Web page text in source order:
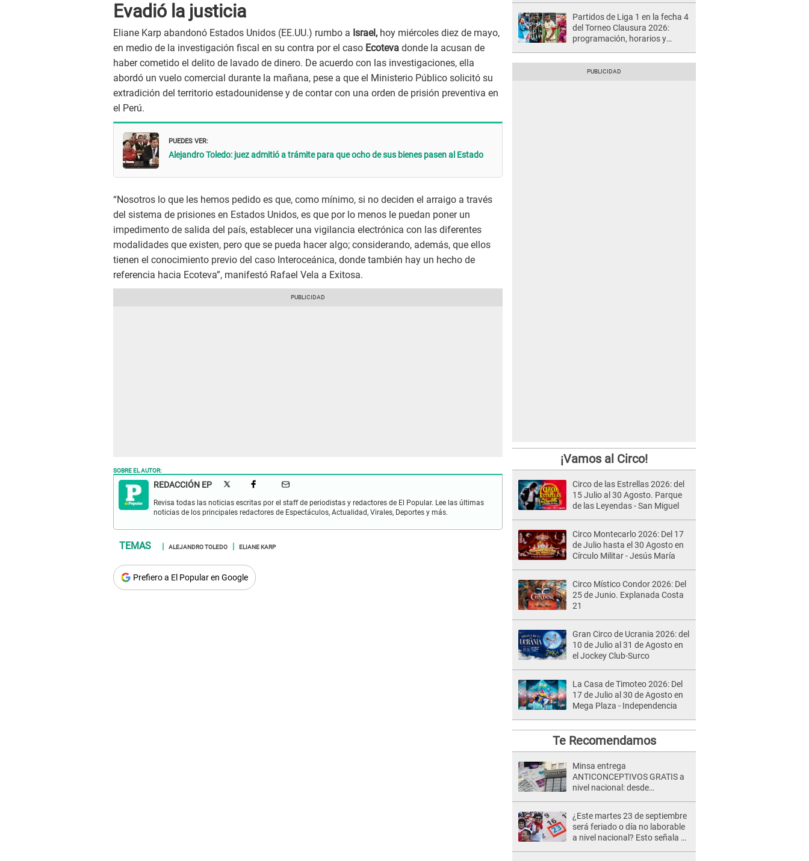
Evadió la justicia
Eliane Karp abandonó Estados Unidos (EE.UU.) rumbo a Israel, hoy miércoles diez de mayo,
en medio de la investigación fiscal en su contra por el caso Ecoteva donde la acusan de
haber cometido el delito de lavado de dinero. De acuerdo con las investigaciones, ella
abordó un vuelo comercial durante la mañana, pese a que el Ministerio Público solicitó su
extradición del territorio estadounidense y de contar con una orden de prisión preventiva en
el Perú.
PUEDES VER:
Alejandro Toledo: juez admitió a trámite para que ocho de sus bienes pasen al Estado
“Nosotros lo que les hemos pedido es que, como mínimo, si no deciden el arraigo a través
del sistema de prisiones en Estados Unidos, es que por lo menos le puedan poner un
impedimento de salida del país, establecer una vigilancia electrónica con las diferentes
modalidades que existen, pero que se pueda hacer algo; considerando, además, que ellos
tienen el conocimiento previo del caso Interoceánica, donde también hay un hecho de
referencia hacia Ecoteva”, manifestó Rafael Vela a Exitosa.
SOBRE EL AUTOR:
REDACCIÓN EP
Revisa todas las noticias escritas por el staff de periodistas y redactores de El Popular. Lee las últimas
noticias de los principales redactores de Espectáculos, Actualidad, Virales, Deportes y más.
ALEJANDRO TOLEDO ELIANE KARP
Prefiero a El Popular en Google
Partidos de Liga 1 en la fecha 4
del Torneo Clausura 2026:
programación, horarios y
¡Vamos al Circo!
Circo de las Estrellas 2026: del
15 Julio al 30 Agosto. Parque
de las Leyendas - San Miguel
Circo Montecarlo 2026: Del 17
de Julio hasta el 30 Agosto en
Círculo Militar - Jesús María
Circo Místico Condor 2026: Del
25 de Junio. Explanada Costa
21
Gran Circo de Ucrania 2026: del
10 de Julio al 31 de Agosto en
el Jockey Club-Surco
La Casa de Timoteo 2026: Del
17 de Julio al 30 de Agosto en
Mega Plaza - Independencia
Te Recomendamos
Minsa entrega
ANTICONCEPTIVOS GRATIS a
nivel nacional: desde
¿Este martes 23 de septiembre
será feriado o día no laborable
a nivel nacional? Esto señala El